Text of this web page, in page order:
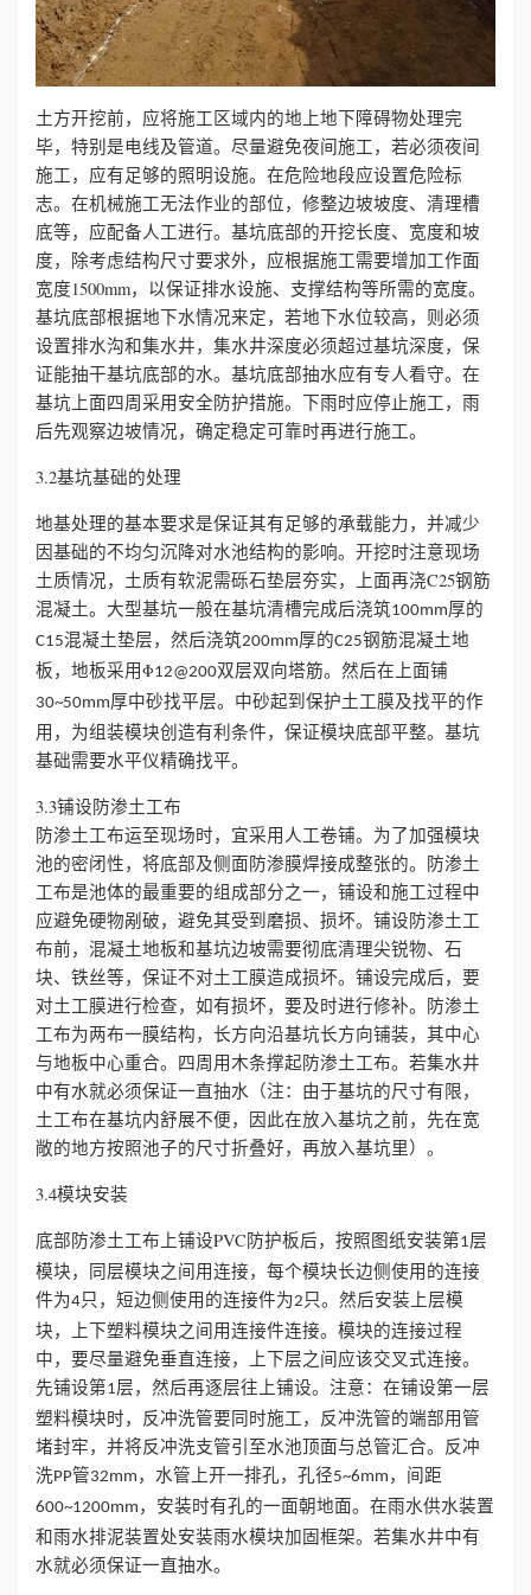
土方开挖前，应将施工区域内的地上地下障碍物处理完
毕，特别是电线及管道。尽量避免夜间施工，若必须夜间
施工，应有足够的照明设施。在危险地段应设置危险标
志。在机械施工无法作业的部位，修整边坡坡度、清理槽
底等，应配备人工进行。基坑底部的开挖长度、宽度和坡
度，除考虑结构尺寸要求外，应根据施工需要增加工作面
宽度1500mm，以保证排水设施、支撑结构等所需的宽度。
基坑底部根据地下水情况来定，若地下水位较高，则必须
设置排水沟和集水井，集水井深度必须超过基坑深度，保
证能抽干基坑底部的水。基坑底部抽水应有专人看守。在
基坑上面四周采用安全防护措施。下雨时应停止施工，雨
后先观察边坡情况，确定稳定可靠时再进行施工。
3.2基坑基础的处理
地基处理的基本要求是保证其有足够的承载能力，并减少
因基础的不均匀沉降对水池结构的影响。开挖时注意现场
土质情况，土质有软泥需砾石垫层夯实，上面再浇C25钢筋
混凝土。大型基坑一般在基坑清槽完成后浇筑100mm厚的
C15混凝土垫层，然后浇筑200mm厚的C25钢筋混凝土地
板，地板采用Φ12@200双层双向塔筋。然后在上面铺
30~50mm厚中砂找平层。中砂起到保护土工膜及找平的作
用，为组装模块创造有利条件，保证模块底部平整。基坑
基础需要水平仪精确找平。
3.3铺设防渗土工布
防渗土工布运至现场时，宜采用人工卷铺。为了加强模块
池的密闭性，将底部及侧面防渗膜焊接成整张的。防渗土
工布是池体的最重要的组成部分之一，铺设和施工过程中
应避免硬物剐破，避免其受到磨损、损坏。铺设防渗土工
布前，混凝土地板和基坑边坡需要彻底清理尖锐物、石
块、铁丝等，保证不对土工膜造成损坏。铺设完成后，要
对土工膜进行检查，如有损坏，要及时进行修补。防渗土
工布为两布一膜结构，长方向沿基坑长方向铺装，其中心
与地板中心重合。四周用木条撑起防渗土工布。若集水井
中有水就必须保证一直抽水（注：由于基坑的尺寸有限，
土工布在基坑内舒展不便，因此在放入基坑之前，先在宽
敞的地方按照池子的尺寸折叠好，再放入基坑里）。
3.4模块安装
底部防渗土工布上铺设PVC防护板后，按照图纸安装第1层
模块，同层模块之间用连接，每个模块长边侧使用的连接
件为4只，短边侧使用的连接件为2 只。然后安装上层模
块，上下塑料模块之间用连接件连接。模块的连接过程
中，要尽量避免垂直连接，上下层之间应该交叉式连接。
先铺设第1层，然后再逐层往上铺设。注意：在铺设第一层
塑料模块时，反冲洗管要同时施工，反冲洗管的端部用管
堵封牢，并将反冲洗支管引至水池顶面与总管汇合。反冲
洗PP管32mm ，水管上开一排孔，孔径5~6mm ，间距
600~1200mm ，安装时有孔的一面朝地面。在雨水供水装置
和雨水排泥装置处安装雨水模块加固框架。若集水井中有
水就必须保证一直抽水。